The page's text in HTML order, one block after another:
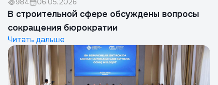
984 06.05.2026
В строительной сфере обсуждены вопросы
сокращения бюрократии
Читать дальше